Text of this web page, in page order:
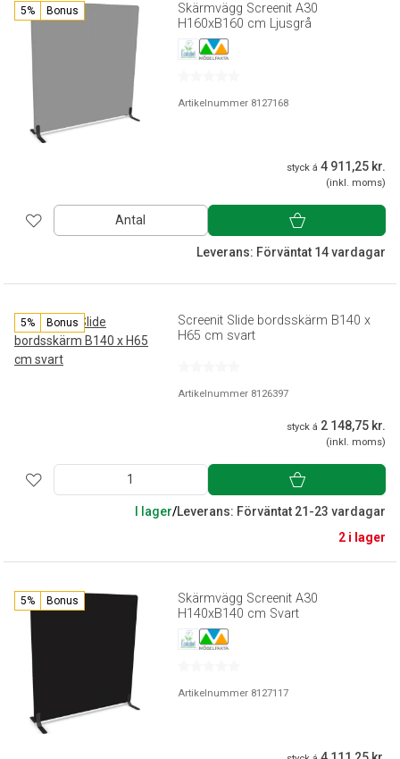
5% Bonus
Skärmvägg Screenit A30
H160xB160 cm Ljusgrå
Artikelnummer 8127168
styck á 4 911,25 kr.
(inkl. moms)
Antal
Leverans: Förväntat 14 vardagar
5% Bonus
Screenit Slide bordsskärm B140 x
H65 cm svart
Artikelnummer 8126397
styck á 2 148,75 kr.
(inkl. moms)
I lager/Leverans: Förväntat 21-23 vardagar
2 i lager
5% Bonus
Skärmvägg Screenit A30
H140xB140 cm Svart
Artikelnummer 8127117